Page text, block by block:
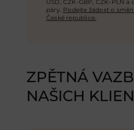
USD, CZK-GBP , CZK-PLN
páry. Podejte žádost o
České republice.
ZPĚTNÁ
NAŠICH